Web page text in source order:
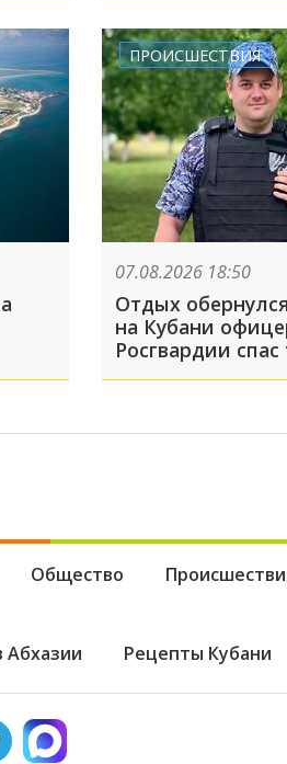
ПРОИСШЕСТВИЯ
07.08.2026 18:50
Отдых
на Кубани
Росгвардии
мальчика на
Общество
Абхазии Рецепты Кубани